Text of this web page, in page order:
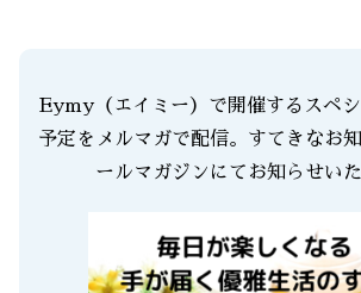
Eymy（エイミー）で開催するスペ
予定をメルマガで配信。すてきなお
ールマガジンにてお知らせいた